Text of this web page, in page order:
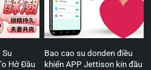
Su
Hở Đầu
Bao cao su donden điều
khiển APP Jettison kín đầu